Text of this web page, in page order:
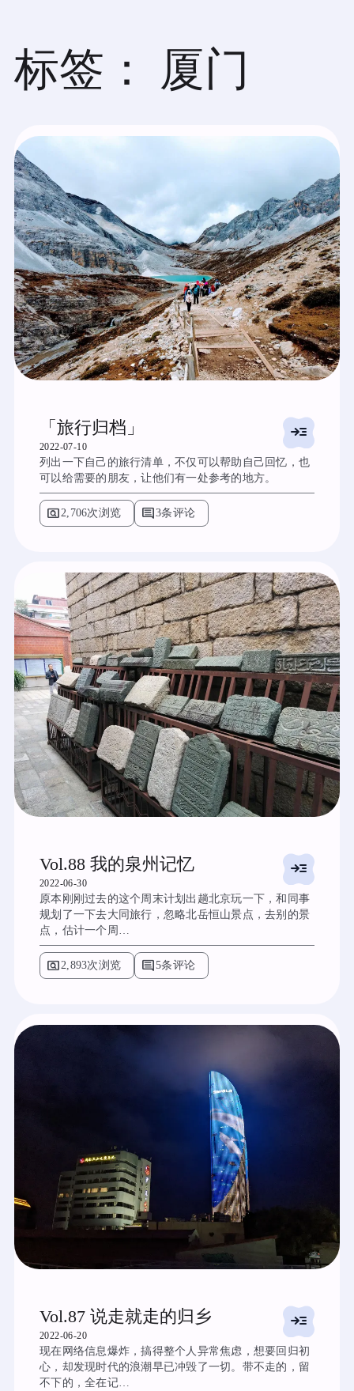
标签： 厦门
「旅行归档」
2022-07-10
read_more
列出一下自己的旅行清单，不仅可以帮助自己回忆，也
可以给需要的朋友，让他们有一处参考的地方。
pageview2,706次浏览 comment3条评论
Vol.88 我的泉州记忆
2022-06-30
read_more
原本刚刚过去的这个周末计划出趟北京玩一下，和同事
规划了一下去大同旅行，忽略北岳恒山景点，去别的景
点，估计一个周…
pageview2,893次浏览 comment5条评论
Vol.87 说走就走的归乡
2022-06-20
read_more
现在网络信息爆炸，搞得整个人异常焦虑，想要回归初
心，却发现时代的浪潮早已冲毁了一切。带不走的，留
不下的，全在记…